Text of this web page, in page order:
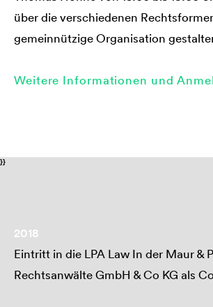
über die verschiedenen
gemeinnützige Organisation
Weitere Informationen und
}}
2018
Eintritt in die LPA Law In der Maur &
Rechtsanwälte GmbH & Co KG als